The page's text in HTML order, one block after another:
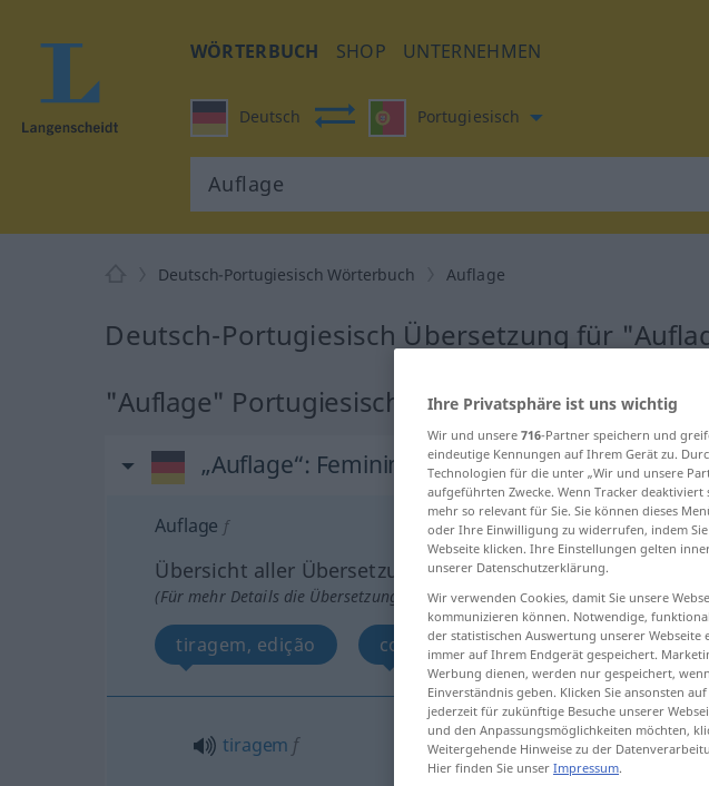
WÖRTERBUCH SHOP UNTERNEHMEN
Deutsch Portugiesisch
Deutsch-Portugiesisch Wörterbuch Auflage
Deutsch-Portugiesisch Übersetzung für
"Auflage" Portugiesisch Übersetzung
„Auflage“: Femininum
Auflage f
Übersicht aller Übersetzungen
(Für mehr Details die Übersetzung anklicken/antippen)
tiragem, edição cobertura imposto, taxa,
tiragem f
Ihre Privatsphäre ist uns wichtig
Wir und unsere 716-Partner speichern und
eindeutige Kennungen auf Ihrem Gerät zu.
Technologien für die unter „Wir und unsere
aufgeführten Zwecke. Wenn Tracker
mehr so relevant für Sie. Sie können dieses
oder Ihre Einwilligung zu widerrufen, indem
Webseite klicken. Ihre Einstellungen gelten
unserer Datenschutzerklärung.
Wir verwenden Cookies, damit Sie unsere
kommunizieren können. Notwendige,
der statistischen Auswertung unserer
immer auf Ihrem Endgerät gespeichert.
Werbung dienen, werden nur gespeichert,
Einverständnis geben. Klicken Sie ansonsten
jederzeit für zukünftige Besuche unserer
und den Anpassungsmöglichkeiten möchten,
Weitergehende Hinweise zu der
Hier finden Sie unser Impressum.